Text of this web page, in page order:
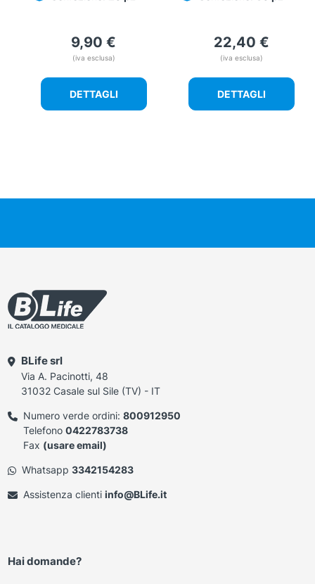
9,90 €
(iva esclusa)
DETTAGLI
22,40 €
(iva esclusa)
DETTAGLI
BLife srl
Via A. Pacinotti, 48
31032 Casale sul Sile (TV) - IT
Numero verde ordini: 800912950
Telefono 0422783738
Fax (usare email)
Whatsapp 3342154283
Assistenza clienti info@BLife.it
Hai domande?